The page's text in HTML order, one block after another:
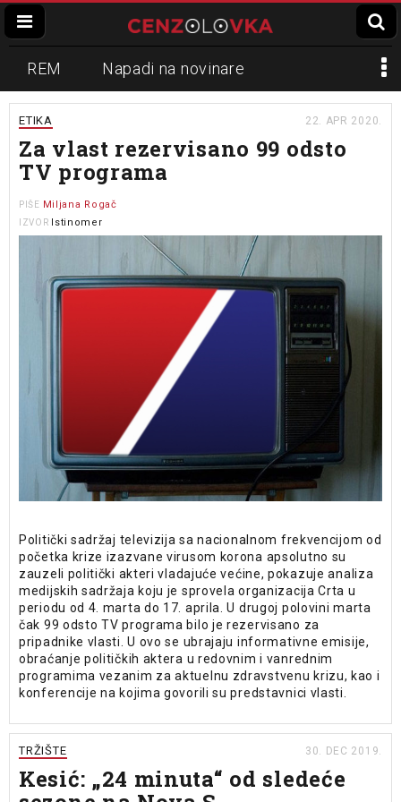
REM Napadi na novinare
Zvučni top
Propaganda Lokalni mediji
Informer
ETIKA 22. APR 2020.
Za vlast rezervisano 99 odsto
TV programa
PIŠE Miljana Rogač
IZVOR Istinomer
Politički sadržaj televizija sa nacionalnom frekvencijom od
početka krize izazvane virusom korona apsolutno su
zauzeli politički akteri vladajuće većine, pokazuje analiza
medijskih sadržaja koju je sprovela organizacija Crta u
periodu od 4. marta do 17. aprila. U drugoj polovini marta
čak 99 odsto TV programa bilo je rezervisano za
pripadnike vlasti. U ovo se ubrajaju informativne emisije,
obraćanje političkih aktera u redovnim i vanrednim
programima vezanim za aktuelnu zdravstvenu krizu, kao i
konferencije na kojima govorili su predstavnici vlasti.
TRŽIŠTE 30. DEC 2019.
Kesić: „24 minuta“ od sledeće